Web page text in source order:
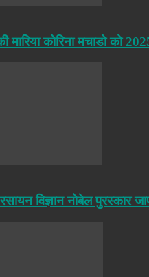
मारिया कोरिना मचाडो को
विज्ञान नोबेल पुरस्कार